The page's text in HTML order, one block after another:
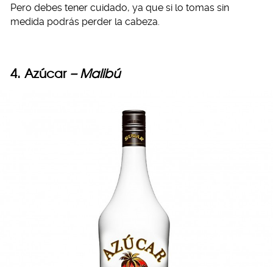
Pero debes tener cuidado, ya que si lo tomas sin
medida podrás perder la cabeza.
4. Azúcar – Malibú